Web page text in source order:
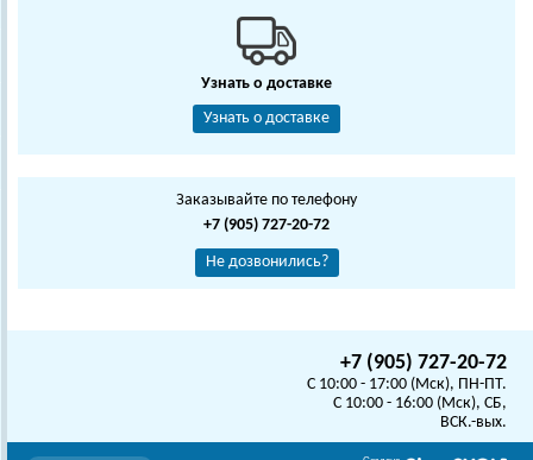
Узнать о доставке
Узнать о доставке
Заказывайте по телефону
+7 (905) 727-20-72
Не дозвонились?
+7 (905) 727-20-72
C 10:00 - 17:00 (Мск), ПН-ПТ.
C 10:00 - 16:00 (Мск), СБ,
ВСК.-вых.